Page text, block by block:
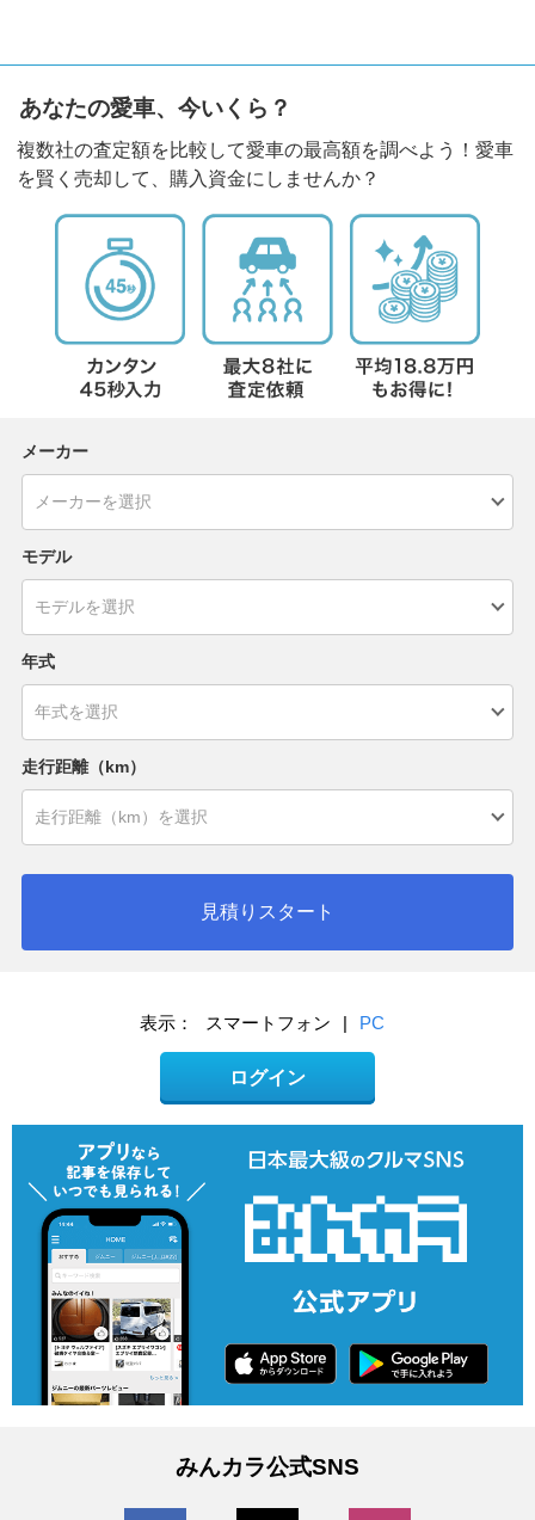
あなたの愛車、今いくら？
複数社の査定額を比較して愛車の最高額を調べよう！愛車
を賢く売却して、購入資金にしませんか？
メーカー
モデル
年式
走行距離（km）
見積りスタート
表示： スマートフォン | PC
ログイン
みんカラ公式SNS